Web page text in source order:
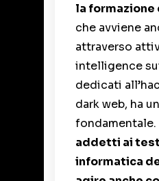
la formazione
che avviene
attraverso
intelligence
dedicati
dark web, ha
fondamentale.
addetti ai
informatica